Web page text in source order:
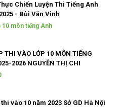
Chiến Luyện Thi Tiếng Anh
- Bùi Văn Vinh
10 môn tiếng Anh
THI VÀO LỚP 10 MÔN TIẾNG
2026 NGUYỄN THỊ CHI
thi vào 10 năm 2023 Sở GD Hà Nội